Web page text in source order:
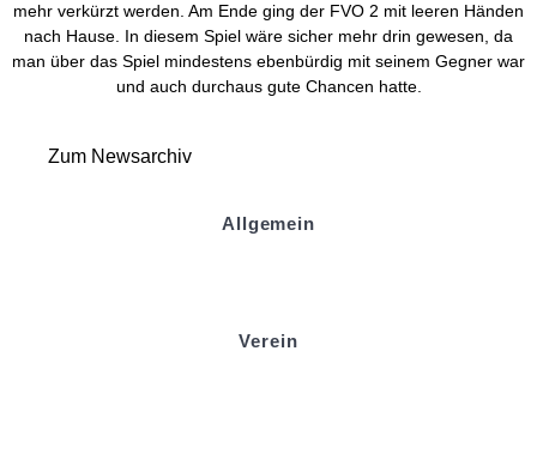
mehr verkürzt werden. Am Ende ging der FVO 2 mit leeren Händen
nach Hause. In diesem Spiel wäre sicher mehr drin gewesen, da
man über das Spiel mindestens ebenbürdig mit seinem Gegner war
und auch durchaus gute Chancen hatte.
Zum Newsarchiv
Allgemein
Verein